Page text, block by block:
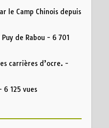
le Camp Chinois depuis
de Rabou - 6 701
carrières d’ocre. -
6 125 vues